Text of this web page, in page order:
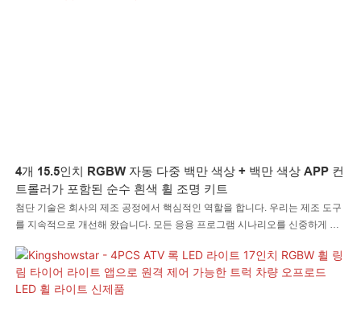
4개 15.5인치 RGBW 자동 다중 백만 색상 + 백만 색상 APP 컨
트롤러가 포함된 순수 흰색 휠 조명 키트
첨단 기술은 회사의 제조 공정에서 핵심적인 역할을 합니다. 우리는 제조 도구
를 지속적으로 개선해 왔습니다. 모든 응용 프로그램 시나리오를 신중하게 검
백만 컬러 + 순수 흰색 휠 조명 키트가 자동 조명 시스템 분야에서 필수적이라
는 것을 확인했습니다.